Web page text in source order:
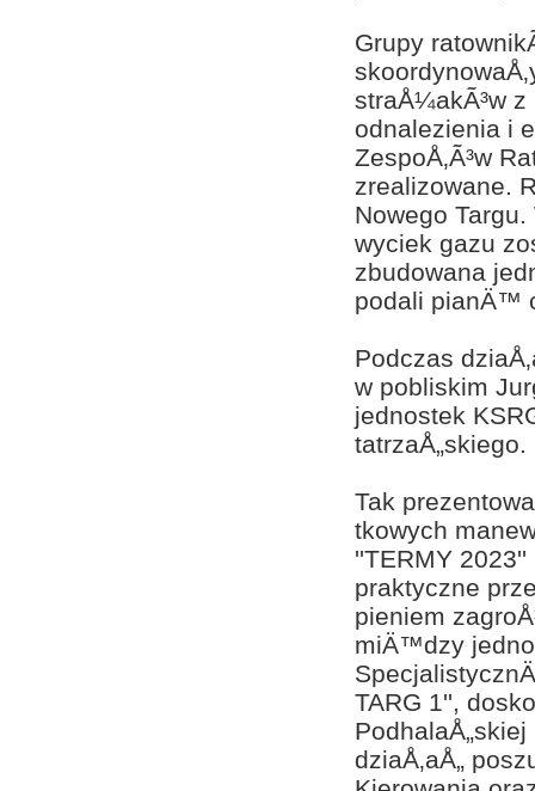
Grupy
straÅ¼akÃ³w z
odnalezienia i
ZespoÅ‚Ã³w
zrealizowane.
Nowego
wyciek gazu
zbudowana
podali
Podczas
w pobliskim
jednostek
tatrzaÅ„skiego.
Tak
tkowych
''TERMY 2023''
praktyczne
pieniem
miÄ™dzy
TARG 1'',
dziaÅ‚aÅ„